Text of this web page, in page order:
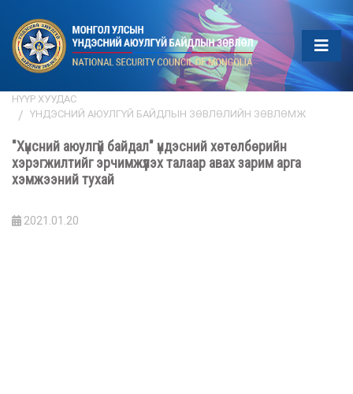
НҮҮР ХУУДАС
ҮНДЭСНИЙ АЮУЛГҮЙ БАЙДЛЫН ЗӨВЛӨЛИЙН ЗӨВЛӨМЖ
"Хүнсний аюулгүй байдал" үндэсний хөтөлбөрийн
хэрэгжилтийг эрчимжүүлэх талаар авах зарим арга
хэмжээний тухай
2021.01.20